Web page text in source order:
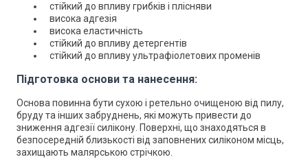
стійкий до впливу грибків і плісняви
висока адгезія
висока еластичність
стійкий до впливу детергентів
стійкий до впливу ультрафіолетових променів
Підготовка основи та нанесення:
Основа повинна бути сухою і ретельно очищеною від пилу,
бруду та інших забруднень, які можуть привести до
зниження адгезії силікону. Поверхні, що знаходяться в
безпосередній близькості від заповнених силіконом місць,
захищають малярською стрічкою.